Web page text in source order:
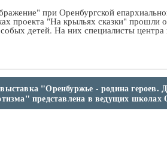
при Оренбургской
проекта "На крыльях сказки" прошли
детей. На них специалисты центра
"Оренбуржье - родина героев.
представлена в ведущих школах